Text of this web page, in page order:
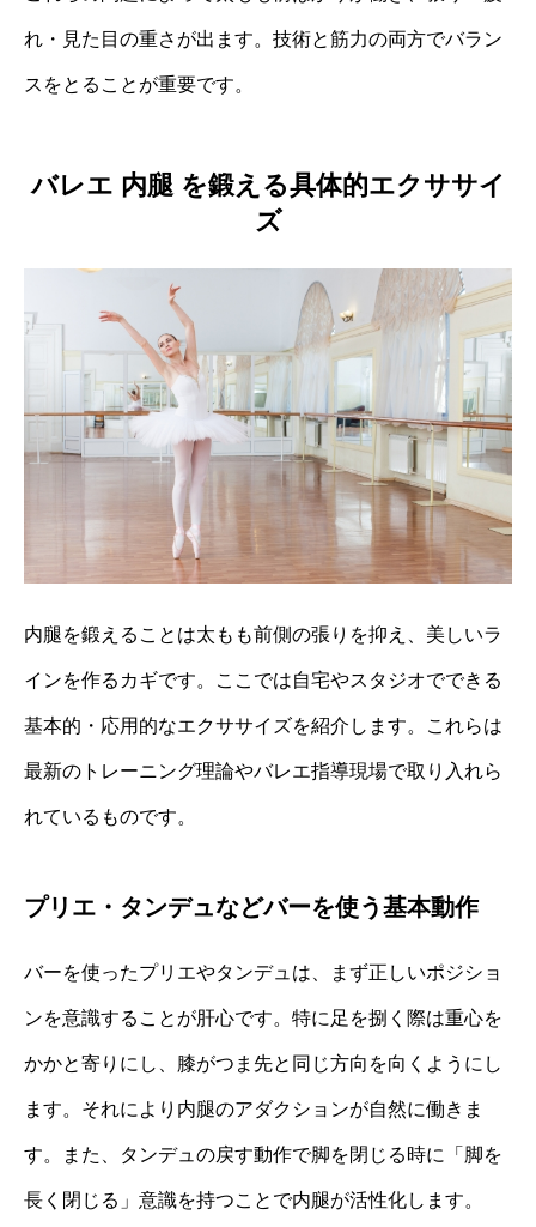
れ・見た目の重さが出ます。技術と筋力の両方でバラン
スをとることが重要です。
バレエ 内腿 を鍛える具体的エクササイ
ズ
内腿を鍛えることは太もも前側の張りを抑え、美しいラ
インを作るカギです。ここでは自宅やスタジオでできる
基本的・応用的なエクササイズを紹介します。これらは
最新のトレーニング理論やバレエ指導現場で取り入れら
れているものです。
プリエ・タンデュなどバーを使う基本動作
バーを使ったプリエやタンデュは、まず正しいポジショ
ンを意識することが肝心です。特に足を捌く際は重心を
かかと寄りにし、膝がつま先と同じ方向を向くようにし
ます。それにより内腿のアダクションが自然に働きま
す。また、タンデュの戻す動作で脚を閉じる時に「脚を
長く閉じる」意識を持つことで内腿が活性化します。